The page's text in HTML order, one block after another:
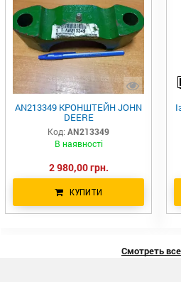
AN213349 КРОНШТЕЙН JOHN
DEERE
Код: AN213349
В наявності
2 980,00 грн.
КУПИТИ
Смотреть все